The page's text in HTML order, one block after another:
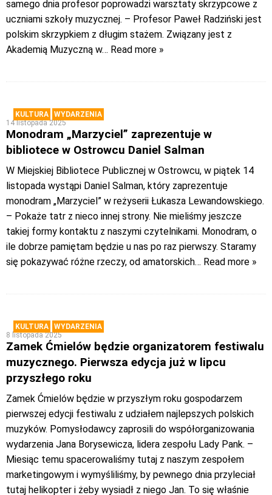
samego dnia profesor poprowadzi warsztaty skrzypcowe z
uczniami szkoły muzycznej. – Profesor Paweł Radziński jest
polskim skrzypkiem z długim stażem. Związany jest z
Akademią Muzyczną w… Read more »
KULTURA
WYDARZENIA
14 listopada 2025
Monodram „Marzyciel” zaprezentuje w
bibliotece w Ostrowcu Daniel Salman
W Miejskiej Bibliotece Publicznej w Ostrowcu, w piątek 14
listopada wystąpi Daniel Salman, który zaprezentuje
monodram „Marzyciel” w reżyserii Łukasza Lewandowskiego.
– Pokaże tatr z nieco innej strony. Nie mieliśmy jeszcze
takiej formy kontaktu z naszymi czytelnikami. Monodram, o
ile dobrze pamiętam będzie u nas po raz pierwszy. Staramy
się pokazywać różne rzeczy, od amatorskich… Read more »
KULTURA
WYDARZENIA
8 listopada 2025
Zamek Ćmielów będzie organizatorem festiwalu
muzycznego. Pierwsza edycja już w lipcu
przyszłego roku
Zamek Ćmielów będzie w przyszłym roku gospodarzem
pierwszej edycji festiwalu z udziałem najlepszych polskich
muzyków. Pomysłodawcy zaprosili do współorganizowania
wydarzenia Jana Borysewicza, lidera zespołu Lady Pank. –
Miesiąc temu spacerowaliśmy tutaj z naszym zespołem
marketingowym i wymyśliliśmy, by pewnego dnia przyleciał
tutaj helikopter i żeby wysiadł z niego Jan. To się właśnie